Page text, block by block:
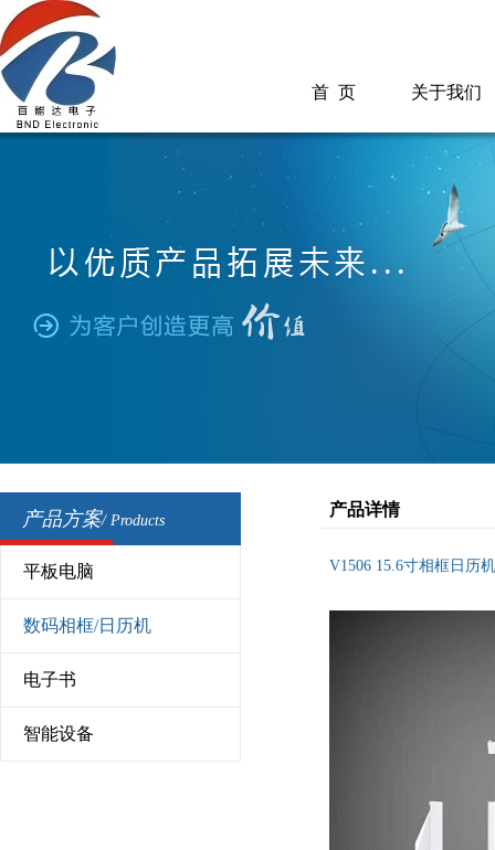
首 页 关于我们
产品方案/ Products
平板电脑
数码相框/日历机
电子书
智能设备
产品详情
V1506 15.6寸相框日历机